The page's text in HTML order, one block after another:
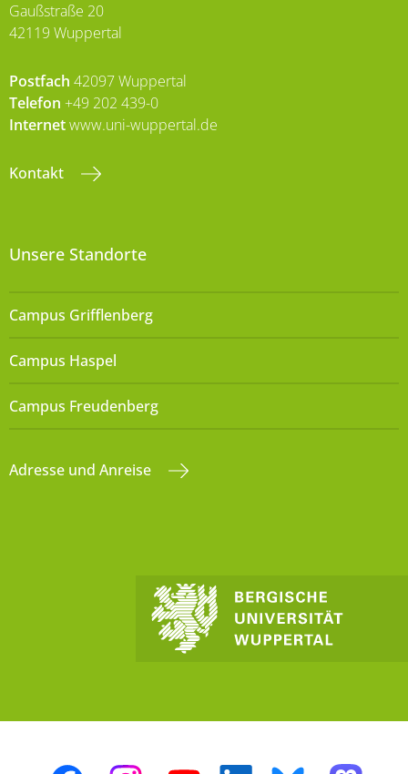
Gaußstraße 20
42119 Wuppertal
Postfach 42097 Wuppertal
Telefon +49 202 439-0
Internetwww.uni-wuppertal.de
Kontakt
Unsere Standorte
Campus Grifflenberg
Campus Haspel
Campus Freudenberg
Adresse und Anreise